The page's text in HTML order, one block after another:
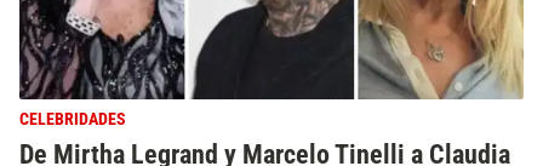
CELEBRIDADES
De Mirtha Legrand y Marcelo Tinelli a Claudia